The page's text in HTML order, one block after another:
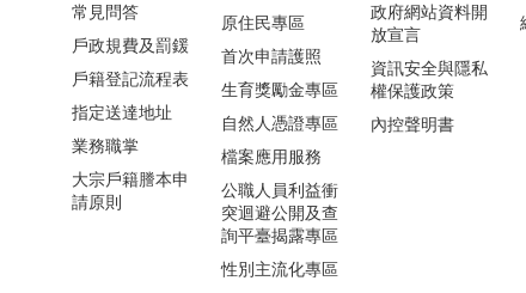
常見問答
戶政規費及罰鍰
戶籍登記流程表
指定送達地址
業務職掌
大宗戶籍謄本申
請原則
原住民專區
首次申請護照
生育獎勵金專區
自然人憑證專區
檔案應用服務
公職人員利益衝
突迴避公開及查
詢平臺揭露專區
性別主流化專區
政府網站資料開
放宣言
資訊安全與隱私
權保護政策
內控聲明書